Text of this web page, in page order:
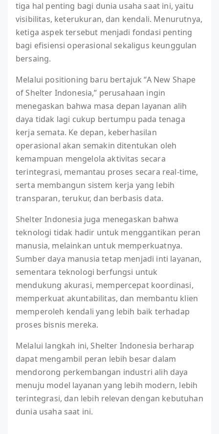
tiga hal penting bagi dunia usaha saat ini, yaitu
visibilitas, keterukuran, dan kendali. Menurutnya,
ketiga aspek tersebut menjadi fondasi penting
bagi efisiensi operasional sekaligus keunggulan
bersaing.
Melalui positioning baru bertajuk “A New Shape
of Shelter Indonesia,” perusahaan ingin
menegaskan bahwa masa depan layanan alih
daya tidak lagi cukup bertumpu pada tenaga
kerja semata. Ke depan, keberhasilan
operasional akan semakin ditentukan oleh
kemampuan mengelola aktivitas secara
terintegrasi, memantau proses secara real-time,
serta membangun sistem kerja yang lebih
transparan, terukur, dan berbasis data.
Shelter Indonesia juga menegaskan bahwa
teknologi tidak hadir untuk menggantikan peran
manusia, melainkan untuk memperkuatnya.
Sumber daya manusia tetap menjadi inti layanan,
sementara teknologi berfungsi untuk
mendukung akurasi, mempercepat koordinasi,
memperkuat akuntabilitas, dan membantu klien
memperoleh kendali yang lebih baik terhadap
proses bisnis mereka.
Melalui langkah ini, Shelter Indonesia berharap
dapat mengambil peran lebih besar dalam
mendorong perkembangan industri alih daya
menuju model layanan yang lebih modern, lebih
terintegrasi, dan lebih relevan dengan kebutuhan
dunia usaha saat ini.